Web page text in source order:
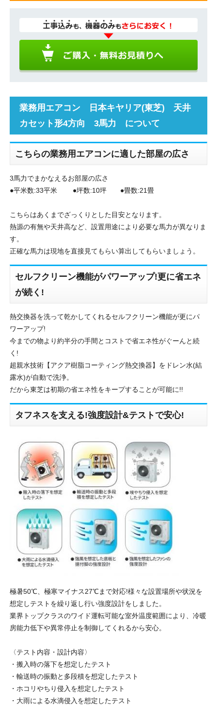
業務用エアコン 日本キヤリア(東芝) 天井
カセット形4方向 3馬力 について
こちらの業務用エアコンに適した部屋の広さ
3馬力でまかなえるお部屋の広さ
●平米数:33平米 ●坪数:10坪 ●畳数:21畳
こちらはあくまでざっくりとした目安となります。
熱源の有無や天井高など、設置用途により必要な馬力が異なりま
す。
正確な馬力は現地を直接見てもらい算出してもらいましょう。
セルフクリーン機能がパワーアップ!更に省エネ
が続く!
熱交換器を洗って乾かしてくれるセルフクリーン機能が更にパ
ワーアップ!
今までの物より約半分の手間とコストで省エネ性がぐーんと続
く!
超親水技術【アクア樹脂コーティング熱交換器】をドレン水(結
露水)が自動で洗浄。
だから東芝は初期の省エネ性をキープすることが可能に!!
タフネスを支える!強度設計&テストで安心!
極暑50℃、極寒マイナス27℃まで対応!様々な設置場所や状況を
想定しテストを繰り返し行い強度設計をしました。
業界トップクラスのワイド運転可能な室外温度範囲により、冷暖
房能力低下や異常停止を制御してくれるから安心。
〈テスト内容・設計内容〉
・搬入時の落下を想定したテスト
・輸送時の振動と多段積を想定したテスト
・ホコリやちり侵入を想定したテスト
・大雨による水滴侵入を想定したテスト